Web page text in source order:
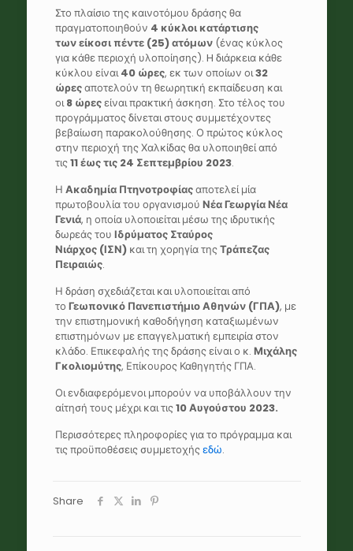
Στο πλαίσιο της καινοτόμου δράσης θα
πραγματοποιηθούν 4 κύκλοι κατάρτισης
τωνείκοσι πέντε (25)ατόμων(ένας κύκλος
για κάθε περιοχή υλοποίησης). H διάρκεια κάθε
κύκλου είναι40 ώρες, εκ των οποίων οι32
ώρεςαποτελούν τη θεωρητική εκπαίδευση και
οι8 ώρεςείναι πρακτική άσκηση. Στο τέλος του
προγράμματος δίνεται στους συμμετέχοντες
βεβαίωση παρακολούθησης. Ο πρώτος κύκλος
στην περιοχή της Χαλκίδας θα υλοποιηθεί από
τις11 έως τις 24 Σεπτεμβρίου 2023.
Η Ακαδημία Πτηνοτροφίαςαποτελεί μία
πρωτοβουλία του οργανισμού Νέα Γεωργία Νέα
Γενιά, η οποία υλοποιείται μέσω της ιδρυτικής
δωρεάς του Ιδρύματος Σταύρος
Νιάρχος (ΙΣΝ) και τη χορηγία τηςΤράπεζας
Πειραιώς.
Η δράση σχεδιάζεται και υλοποιείται από
το Γεωπονικό Πανεπιστήμιο Αθηνών (ΓΠΑ), με
την επιστημονική καθοδήγηση καταξιωμένων
επιστημόνων με επαγγελματική εμπειρία στον
κλάδο. Επικεφαλής της δράσης είναι ο κ. Μιχάλης
Γκολιομύτης, Επίκουρος Καθηγητής ΓΠΑ.
Οι ενδιαφερόμενοι μπορούν να υποβάλλουν την
αίτησή τους μέχρι και τις10 Αυγούστου 2023.
Περισσότερες πληροφορίες για το πρόγραμμα και
τις προϋποθέσεις συμμετοχήςεδώ.
Share